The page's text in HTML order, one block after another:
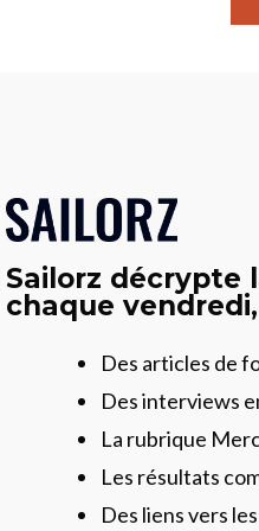
Sailorz décrypte
chaque
Des articles de
Des interviews
La rubrique
Les résultats
Des liens vers